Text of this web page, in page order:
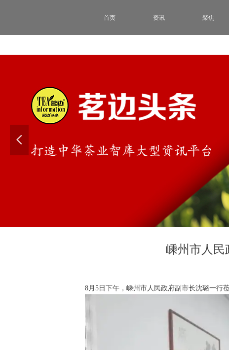
넳
首页 资讯 聚焦
嵊州市人民
8月5日下午，嵊州市人民政府副市长沈璐一行